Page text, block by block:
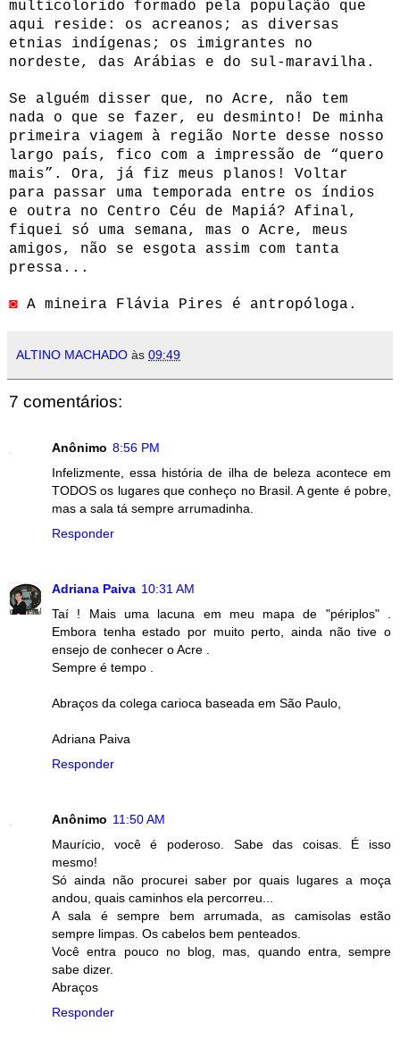
multicolorido formado pela população que
aqui reside: os acreanos; as diversas
etnias indígenas; os imigrantes no
nordeste, das Arábias e do sul-maravilha.
Se alguém disser que, no Acre, não tem
nada o que se fazer, eu desminto! De minha
primeira viagem à região Norte desse nosso
largo país, fico com a impressão de “quero
mais”. Ora, já fiz meus planos! Voltar
para passar uma temporada entre os índios
e outra no Centro Céu de Mapiá? Afinal,
fiquei só uma semana, mas o Acre, meus
amigos, não se esgota assim com tanta
pressa...
◙ A mineira Flávia Pires é antropóloga.
ALTINO MACHADO às 09:49
7 comentários:
Anônimo 8:56 PM
Infelizmente, essa história de ilha de beleza acontece em
TODOS os lugares que conheço no Brasil. A gente é pobre,
mas a sala tá sempre arrumadinha.
Responder
Adriana Paiva 10:31 AM
Taí ! Mais uma lacuna em meu mapa de "périplos" .
Embora tenha estado por muito perto, ainda não tive o
ensejo de conhecer o Acre .
Sempre é tempo .
Abraços da colega carioca baseada em São Paulo,
Adriana Paiva
Responder
Anônimo 11:50 AM
Maurício, você é poderoso. Sabe das coisas. É isso
mesmo!
Só ainda não procurei saber por quais lugares a moça
andou, quais caminhos ela percorreu...
A sala é sempre bem arrumada, as camisolas estão
sempre limpas. Os cabelos bem penteados.
Você entra pouco no blog, mas, quando entra, sempre
sabe dizer.
Abraços
Responder